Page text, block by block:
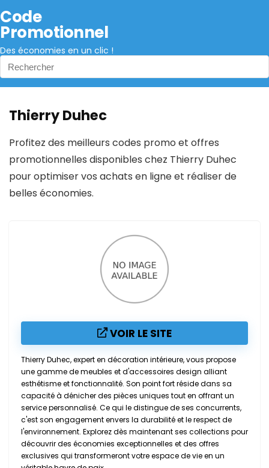
Code
Promotionnel
Des économies en un clic !
Thierry Duhec
Profitez des meilleurs codes promo et offres
promotionnelles disponibles chez Thierry Duhec
pour optimiser vos achats en ligne et réaliser de
belles économies.
VOIR LE SITE
Thierry Duhec, expert en décoration intérieure, vous propose
une gamme de meubles et d'accessoires design alliant
esthétisme et fonctionnalité. Son point fort réside dans sa
capacité à dénicher des pièces uniques tout en offrant un
service personnalisé. Ce qui le distingue de ses concurrents,
c'est son engagement envers la durabilité et le respect de
l'environnement. Explorez dès maintenant ses collections pour
découvrir des économies exceptionnelles et des offres
exclusives qui transformeront votre espace de vie en un